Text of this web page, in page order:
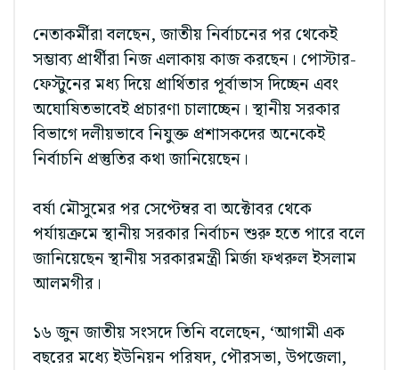
নেতাকর্মীরা বলছেন, জাতীয় নির্বাচনের পর থেকেই
সম্ভাব্য প্রার্থীরা নিজ এলাকায় কাজ করছেন। পোস্টার-
ফেস্টুনের মধ্য দিয়ে প্রার্থিতার পূর্বাভাস দিচ্ছেন এবং
অঘোষিতভাবেই প্রচারণা চালাচ্ছেন। স্থানীয় সরকার
বিভাগে দলীয়ভাবে নিযুক্ত প্রশাসকদের অনেকেই
নির্বাচনি প্রস্তুতির কথা জানিয়েছেন।
বর্ষা মৌসুমের পর সেপ্টেম্বর বা অক্টোবর থেকে
পর্যায়ক্রমে স্থানীয় সরকার নির্বাচন শুরু হতে পারে বলে
জানিয়েছেন স্থানীয় সরকারমন্ত্রী মির্জা ফখরুল ইসলাম
আলমগীর।
১৬ জুন জাতীয় সংসদে তিনি বলেছেন, ‘আগামী এক
বছরের মধ্যে ইউনিয়ন পরিষদ, পৌরসভা, উপজেলা,